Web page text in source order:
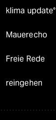
klima update°
Mauerecho
Freie Rede
reingehen